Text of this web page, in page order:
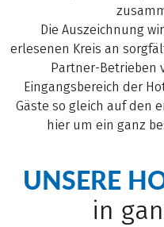
Die Auszeichnung
erlesenen Kreis an
Partner-Betrieben
Eingangsbereich der
Gäste so gleich auf den
hier um ein ganz
UNSERE
in